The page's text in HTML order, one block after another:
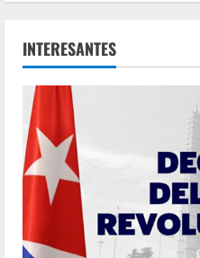
INTERESANTES